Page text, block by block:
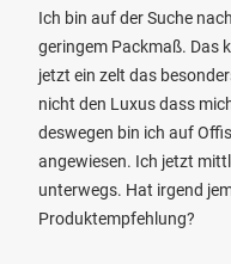
Ich bin auf der Suche
geringem Packmaß. Das
jetzt ein zelt das
nicht den Luxus dass
deswegen bin ich auf
angewiesen. Ich jetzt
unterwegs. Hat irgend
Produktempfehlung?